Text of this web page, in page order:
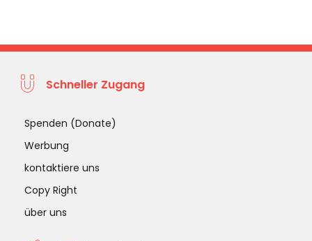
Schneller Zugang
Spenden (Donate)
Werbung
kontaktiere uns
Copy Right
über uns